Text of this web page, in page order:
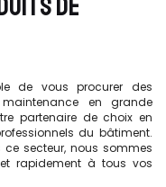
de vous procurer des
en grande
partenaire de choix en
du bâtiment.
secteur, nous sommes
rapidement à tous vos